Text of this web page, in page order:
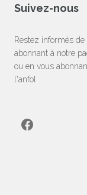
Suivez-nous
Restez informés de
abonnant à notre
ou en vous
l'anfol